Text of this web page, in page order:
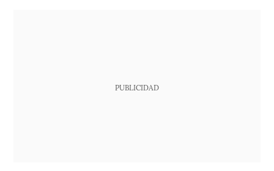
PUBLICIDAD